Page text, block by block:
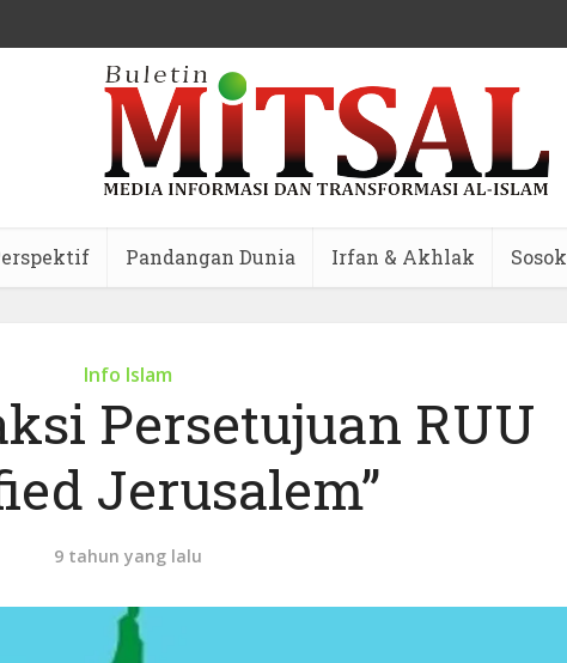
Pandangan Dunia Irfan & Akhlak Sosok
Info Islam
Persetujuan RUU
Jerusalem”
9 tahun yang lalu